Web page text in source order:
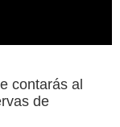
contarás al
de